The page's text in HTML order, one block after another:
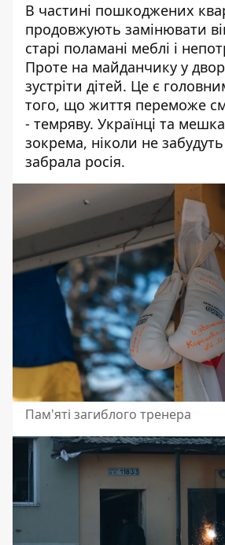
В частині пошкоджених
продовжують замінювати
старі поламані меблі і
Проте на майданчику у
зустріти дітей. Це є
того, що життя переможе
- темряву. Українці та
зокрема, ніколи не
забрала росія.
Пам'яті загиблого тренера